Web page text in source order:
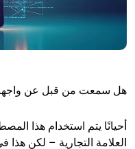
هل سمعت من قبل عن
أحيانًا يتم استخدام هذا
العلامة التجارية – لكن